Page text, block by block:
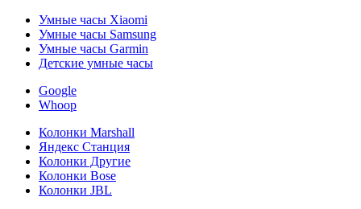
Умные часы Xiaomi
Умные часы Samsung
Умные часы Garmin
Детские умные часы
Google
Whoop
Колонки Marshall
Яндекс Станция
Колонки Другие
Колонки Bose
Колонки JBL